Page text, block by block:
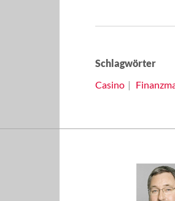
Schlagwörter
Casino